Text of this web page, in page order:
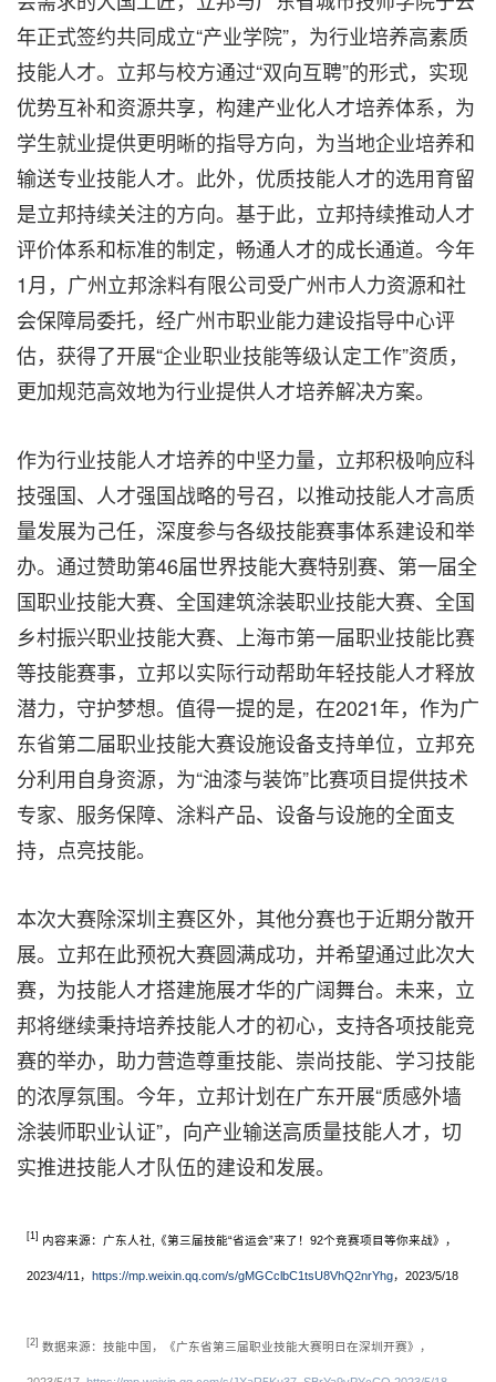
年正式签约共同成立“产业学院”，为行业培养高素质
技能人才。立邦与校方通过“双向互聘”的形式，实现
优势互补和资源共享，构建产业化人才培养体系，为
学生就业提供更明晰的指导方向，为当地企业培养和
输送专业技能人才。此外，优质技能人才的选用育留
是立邦持续关注的方向。基于此，立邦持续推动人才
评价体系和标准的制定，畅通人才的成长通道。今年
1月，广州立邦涂料有限公司受广州市人力资源和社
会保障局委托，经广州市职业能力建设指导中心评
估，获得了开展“企业职业技能等级认定工作”资质，
更加规范高效地为行业提供人才培养解决方案。
作为行业技能人才培养的中坚力量，立邦积极响应科
技强国、人才强国战略的号召，以推动技能人才高质
量发展为己任，深度参与各级技能赛事体系建设和举
办。通过赞助第46届世界技能大赛特别赛、第一届全
国职业技能大赛、全国建筑涂装职业技能大赛、全国
乡村振兴职业技能大赛、上海市第一届职业技能比赛
等技能赛事，立邦以实际行动帮助年轻技能人才释放
潜力，守护梦想。值得一提的是，在2021年，作为广
东省第二届职业技能大赛设施设备支持单位，立邦充
分利用自身资源，为“油漆与装饰”比赛项目提供技术
专家、服务保障、涂料产品、设备与设施的全面支
持，点亮技能。
本次大赛除深圳主赛区外，其他分赛也于近期分散开
展。立邦在此预祝大赛圆满成功，并希望通过此次大
赛，为技能人才搭建施展才华的广阔舞台。未来，立
邦将继续秉持培养技能人才的初心，支持各项技能竞
赛的举办，助力营造尊重技能、崇尚技能、学习技能
的浓厚氛围。今年，立邦计划在广东开展“质感外墙
涂装师职业认证”，向产业输送高质量技能人才，切
实推进技能人才队伍的建设和发展。
[1] 内容来源：广东人社,《第三届技能“省运会”来了！92个竞赛项目等你来战》，
2023/4/11， https://mp.weixin.qq.com/s/gMGCclbC1tsU8VhQ2nrYhg，2023/5/18
[2] 数据来源：技能中国，《广东省第三届职业技能大赛明日在深圳开赛》，